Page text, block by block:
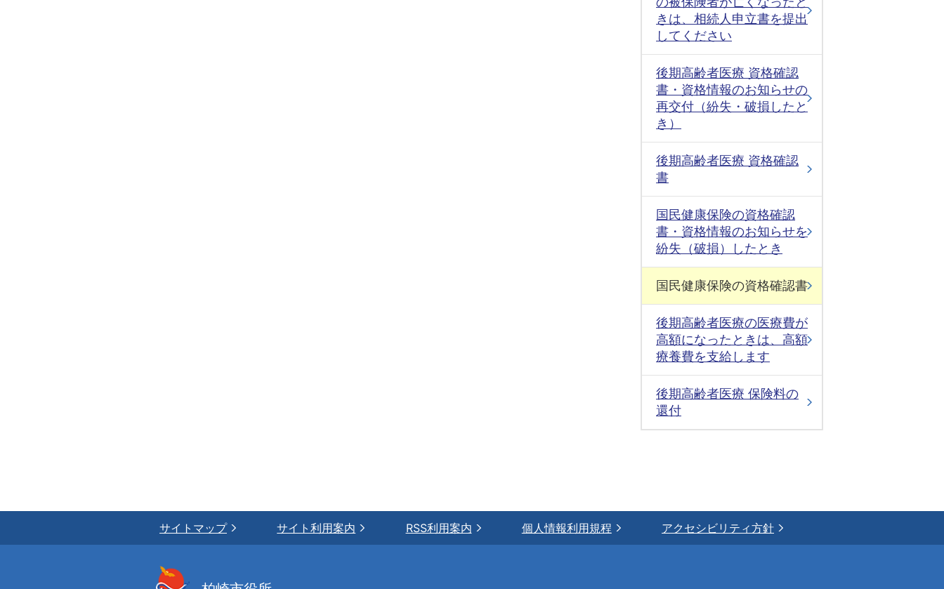
きは、相続人申立書を提出
してください
後期高齢者医療 資格確認
書・資格情報のお知らせの
再交付（紛失・破損したと
き）
後期高齢者医療 資格確認
書
国民健康保険の資格確認
書・資格情報のお知らせを
紛失（破損）したとき
国民健康保険の資格確認書
後期高齢者医療の医療費が
高額になったときは、高額
療養費を支給します
後期高齢者医療 保険料の
還付
サイトマップ サイト利用案内 RSS利用案内 個人情報利用規程 アクセシビリティ方針